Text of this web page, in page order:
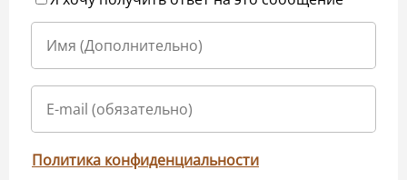
Политика конфиденциальности